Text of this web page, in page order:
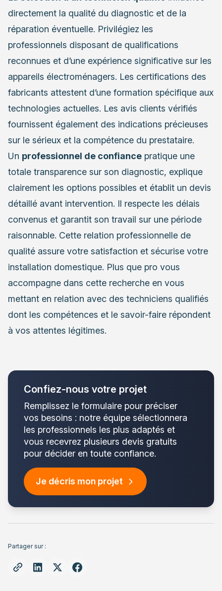
directement la qualité du diagnostic et de la
réparation éventuelle. Privilégiez les
professionnels disposant de qualifications
reconnues et d’une expérience significative sur les
appareils électroménagers. Les certifications des
fabricants attestent d’une formation spécifique aux
technologies actuelles. Les avis clients vérifiés
fournissent également des indications précieuses
sur le sérieux et la compétence du prestataire.
Un professionnel de confiance pratique une
totale transparence sur son diagnostic, explique
clairement les options possibles et établit un devis
détaillé avant intervention. Il respecte les délais
convenus et garantit son travail sur une période
raisonnable. Cette relation professionnelle de
qualité assure votre satisfaction et sécurise votre
installation domestique. Plus que pro vous
accompagne dans cette recherche en vous
mettant en relation avec des techniciens qualifiés
dont les compétences et le savoir-faire répondent
à vos attentes légitimes.
Confiez-nous votre projet
Remplissez le formulaire pour préciser
vos besoins : notre équipe sélectionnera
les professionnels les plus adaptés et
vous recevrez plusieurs devis gratuits
pour décider en toute confiance.
Je décris mon projet
Partager sur :